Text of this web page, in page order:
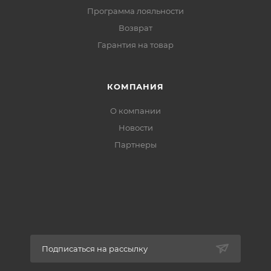
Программа лояльности
Возврат
Гарантия на товар
КОМПАНИЯ
О компании
Новости
Партнеры
Подписаться на рассылку